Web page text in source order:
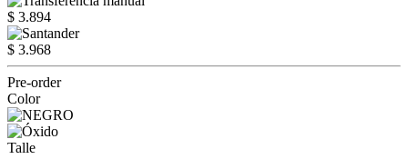
$ 3.894
$ 3.968
Pre-order
Color
Talle